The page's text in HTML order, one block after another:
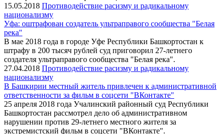
15.05.2018 Противодействие расизму и радикальному
национализму
Уфа: оштрафован создатель ультраправого сообщества "Белая
река"
В мае 2018 года в городе Уфе Республики Башкортостан к
штрафу в 200 тысяч рублей суд приговорил 27-летнего
создателя ультраправого сообщества "Белая река".
27.04.2018 Противодействие расизму и радикальному
национализму
В Башкирии местный житель привлечен к административной
ответственности за фильм в соцсети "ВКонтакте"
25 апреля 2018 года Учалинский районный суд Республики
Башкортостан рассмотрел дело об административном
нарушении против 29-летнего местного жителя за
экстремистский фильм в соцсети "ВКонтакте".